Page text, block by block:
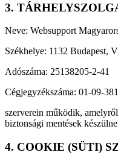
3.
Neve: Websupport
Székhelye: 1132 Budapest,
Adószáma: 25138205-2-41
Cégjegyzékszáma: 01-09-
szerverein működik,
biztonsági mentések
4. COOKIE (SÜTI)